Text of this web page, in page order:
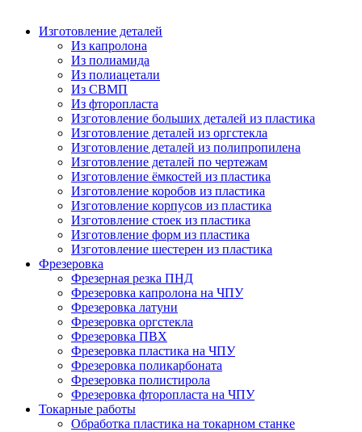
Изготовление деталей
Из капролона
Из полиамида
Из полиацетали
Из СВМП
Из фторопласта
Изготовление больших деталей из пластика
Изготовление деталей из оргстекла
Изготовление деталей из полипропилена
Изготовление деталей по чертежам
Изготовление ёмкостей из пластика
Изготовление коробов из пластика
Изготовление корпусов из пластика
Изготовление стоек из пластика
Изготовление форм из пластика
Изготовление шестерен из пластика
Фрезеровка
Фрезерная резка ПНД
Фрезеровка капролона на ЧПУ
Фрезеровка латуни
Фрезеровка оргстекла
Фрезеровка ПВХ
Фрезеровка пластика на ЧПУ
Фрезеровка поликарбоната
Фрезеровка полистирола
Фрезеровка фторопласта на ЧПУ
Токарные работы
Обработка пластика на токарном станке